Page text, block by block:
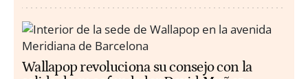
Wallapop revoluciona su consejo con la